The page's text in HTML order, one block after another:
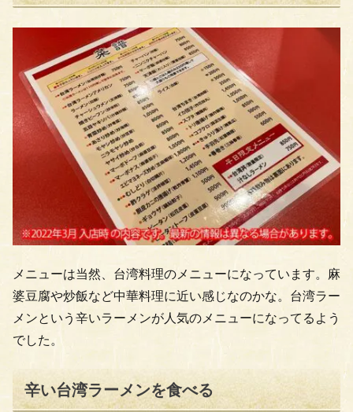
メニューは当然、台湾料理のメニューになっています。麻
婆豆腐や炒飯など中華料理に近い感じなのかな。台湾ラー
メンという辛いラーメンが人気のメニューになってるよう
でした。
辛い台湾ラーメンを食べる